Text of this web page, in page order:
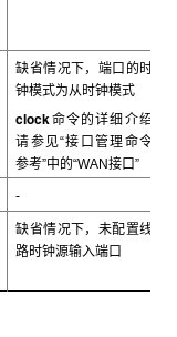
缺省情况下，端口的时
钟模式为从时钟模式
clock命令的详细介绍
请参见“接口管理命令
参考”中的“WAN接口”
-
缺省情况下，未配置线
路时钟源输入端口